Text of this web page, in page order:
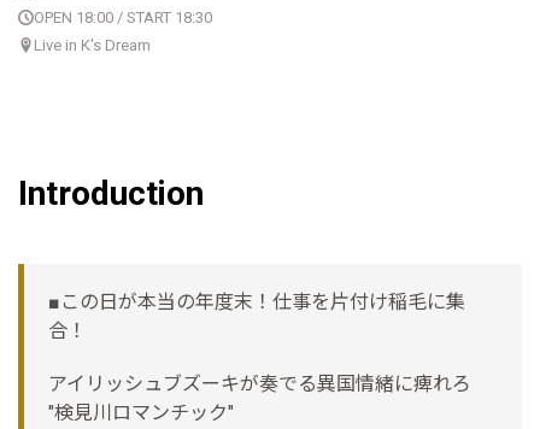
OPEN 18:00 / START 18:30
Live in K's Dream
Introduction
■この日が本当の年度末！仕事を片付け稲毛に集
合！
アイリッシュブズーキが奏でる異国情緒に痺れろ
"検見川ロマンチック"